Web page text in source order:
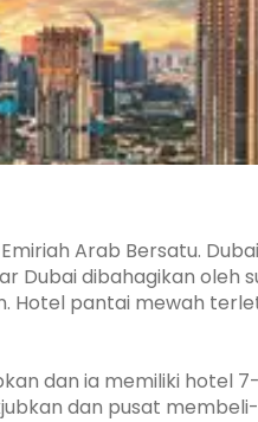
Arab Bersatu.
Dubai dibahagikan oleh
Hotel pantai mewah
dan ia memiliki hotel
dan pusat